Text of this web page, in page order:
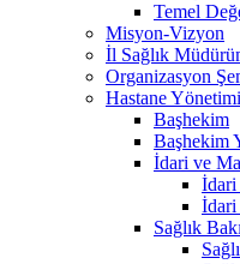
Temel
Misyon-Vizyon
İl Sağlık
Organizasyon
Hastane Yönetimi
Başhekim
Başhekim
İdari ve
İdari
İdari
Sağlık